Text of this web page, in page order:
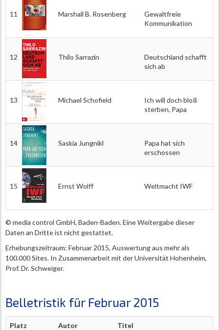
11 Marshall B. Rosenberg
Gewaltfreie
Kommunikation
12 Thilo Sarrazin
Deutschland schafft
sich ab
13 Michael Schofield
Ich will doch bloß
sterben, Papa
14 Saskia Jungnikl
Papa hat sich
erschossen
15 Ernst Wolff Weltmacht IWF
© media control GmbH, Baden-Baden. Eine Weitergabe dieser
Daten an Dritte ist nicht gestattet.
Erhebungszeitraum: Februar 2015, Auswertung aus mehr als
100.000 Sites. In Zusammenarbeit mit der Universität Hohenheim,
Prof. Dr. Schweiger.
Belletristik für Februar 2015
Platz Autor Titel